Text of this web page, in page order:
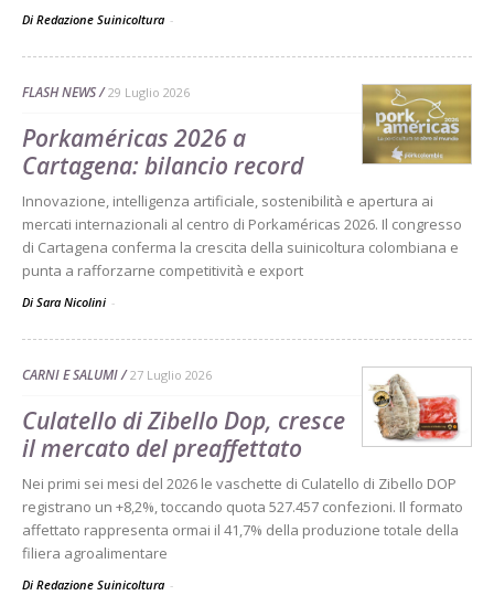
Di Redazione Suinicoltura -
FLASH NEWS 29 Luglio 2026
Porkaméricas 2026 a
Cartagena: bilancio record
Innovazione, intelligenza artificiale, sostenibilità e apertura ai
mercati internazionali al centro di Porkaméricas 2026. Il congresso
di Cartagena conferma la crescita della suinicoltura colombiana e
punta a rafforzarne competitività e export
Di Sara Nicolini -
CARNI E SALUMI 27 Luglio 2026
Culatello di Zibello Dop, cresce
il mercato del preaffettato
Nei primi sei mesi del 2026 le vaschette di Culatello di Zibello DOP
registrano un +8,2%, toccando quota 527.457 confezioni. Il formato
affettato rappresenta ormai il 41,7% della produzione totale della
filiera agroalimentare
Di Redazione Suinicoltura -